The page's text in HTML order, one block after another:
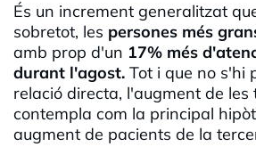
És un increment generalitzat
sobretot, les persones més
amb prop d'un 17% més
durant l'agost. Tot i que no s'hi
relació directa, l'augment de les
contempla com la principal
augment de pacients de la